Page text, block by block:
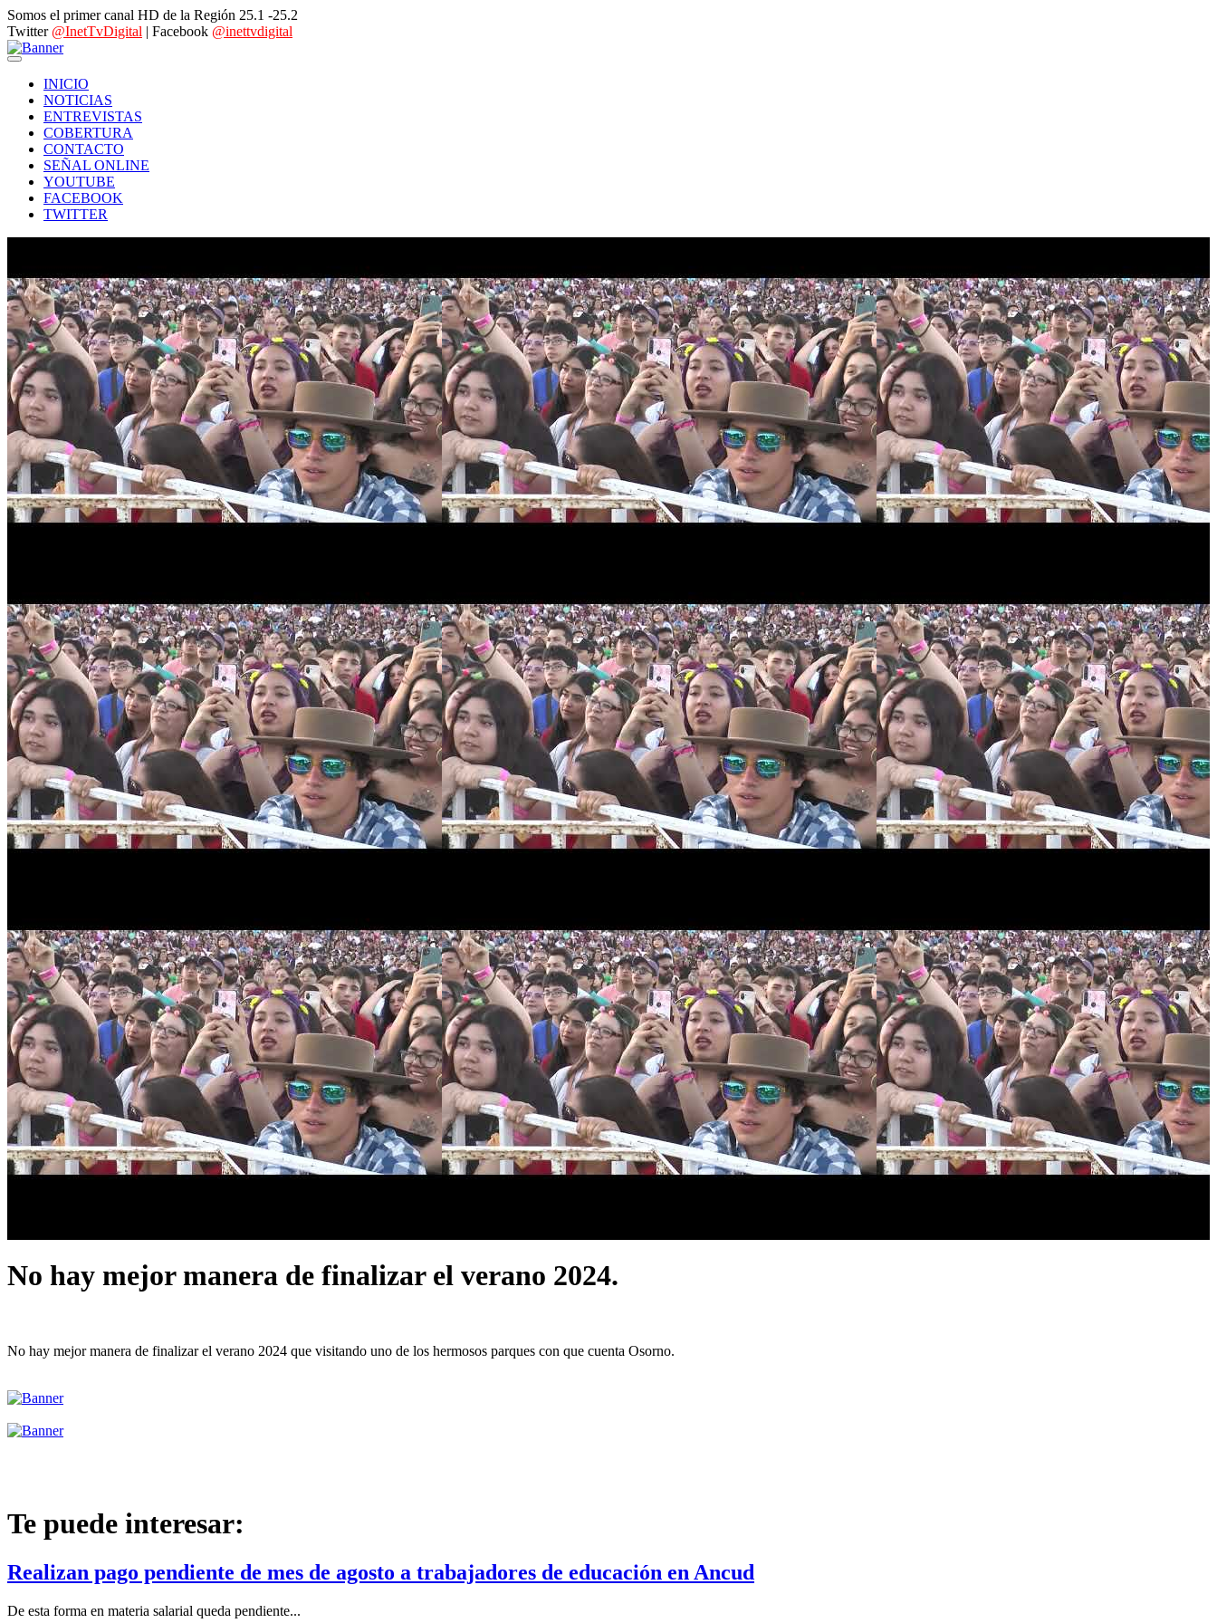
Somos el primer canal HD de la Región 25.1 -25.2
Twitter @InetTvDigital | Facebook @inettvdigital
INICIO
NOTICIAS
ENTREVISTAS
COBERTURA
CONTACTO
SEÑAL ONLINE
YOUTUBE
FACEBOOK
TWITTER
No hay mejor manera de finalizar el verano 2024.
No hay mejor manera de finalizar el verano 2024 que visitando uno de los hermosos parques con que cuenta Osorno.
Te puede interesar:
Realizan pago pendiente de mes de agosto a trabajadores de educación en Ancud
De esta forma en materia salarial queda pendiente...